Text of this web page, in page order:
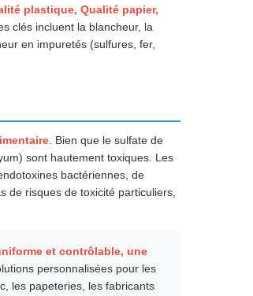
plastique, Qualité papier,
clés incluent la blancheur, la
en impuretés (sulfures, fer,
. Bien que le sulfate de
sont hautement toxiques. Les
bactériennes, de
de risques de toxicité particuliers,
et contrôlable, une
personnalisées pour les
les papeteries, les fabricants